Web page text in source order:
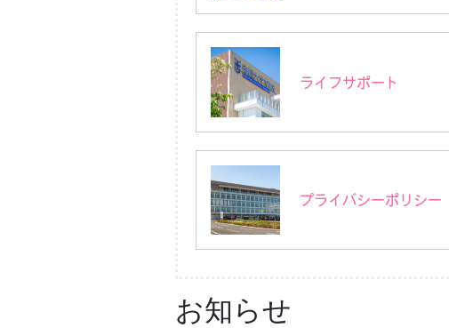
ライフサポート
プライバシーポリシー
お知らせ